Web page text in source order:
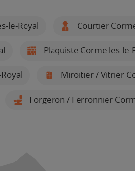
le-Royal Courtier
Plaquiste Cormelles-le-
Miroitier / Vitrier
Forgeron / Ferronnier